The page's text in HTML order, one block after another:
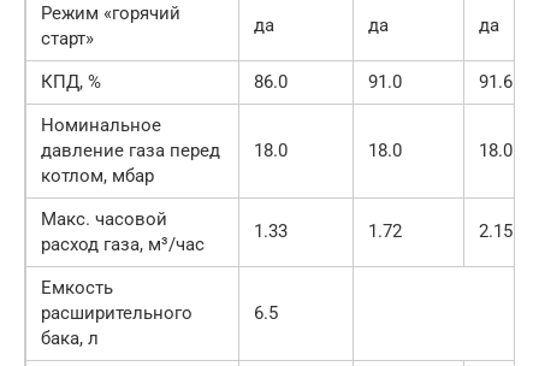
Режим «горячий
старт»
да да да
КПД, % 86.0 91.0
91.6
Номинальное
давление газа перед
котлом, мбар
18.0 18.0 18.0
Макс. часовой
расход газа, м³/час
1.33 1.72 2.15
Емкость
расширительного
бака, л
6.5